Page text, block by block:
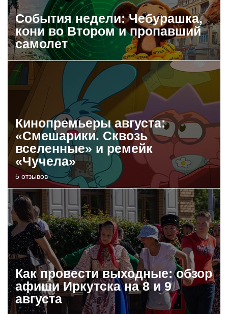
События недели: Чебурашка,
кони во Втором и пропавший
самолет
Кинопремьеры августа:
«Смешарики. Сквозь
вселенные» и ремейк
«Чучела»
5 отзывов
Как провести выходные: обзор
афиши Иркутска на 8 и 9
августа